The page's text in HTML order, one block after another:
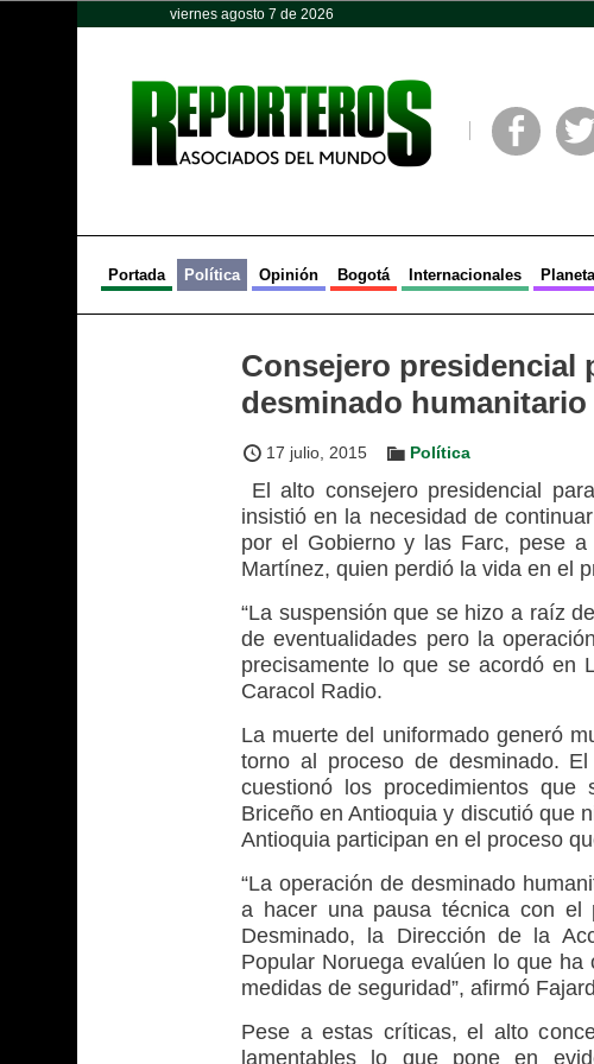
viernes agosto 7 de 2026
Portada Política Opinión Bogotá Internacionales
Consejero presidencial
desminado
17 julio, 2015 Política
El alto consejero presidencial
insistió en la necesidad de
por el Gobierno y las Farc, pese
Martínez, quien perdió la vida en el
“La suspensión que se hizo a raíz
de eventualidades pero la
precisamente lo que se acordó en
Caracol Radio.
La muerte del uniformado generó
torno al proceso de desminado.
cuestionó los procedimientos
Briceño en Antioquia y discutió que
Antioquia participan en el proceso
“La operación de desminado
a hacer una pausa técnica con el
Desminado, la Dirección de la
Popular Noruega evalúen lo que
medidas de seguridad”, afirmó
Pese a estas críticas, el alto
lamentables lo que pone en
Opinión Política